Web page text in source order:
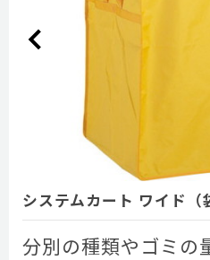
システムカート ワイド
分別の種類やゴミの